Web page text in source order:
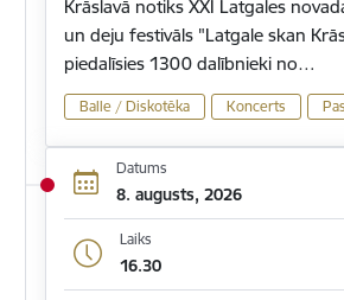
Krāslavā notiks XXI Latgales
un deju festivāls "Latgale skan
piedalīsies 1300 dalībnieki no…
Balle / Diskotēka Koncerts
Datums
8. augusts, 2026
Laiks
16.30